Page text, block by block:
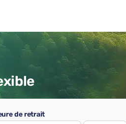
de retrait